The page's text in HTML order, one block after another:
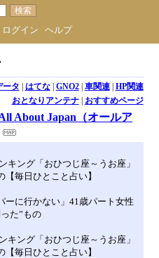
ログイン ヘルプ
ータ | はてな| GNO2| 車関連| HP関連
おとなりアンテナ| おすすめページ
About Japan（オールア
キング「おひつじ座～うお座」
毎日ひとこと占い】
ーに行かない」41歳パート女性
た”もの
キング「おひつじ座～うお座」
毎日ひとこと占い】